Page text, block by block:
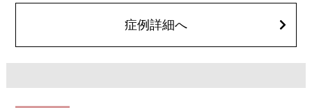
顔の脂肪吸引箇所の追加 1ヶ所ごと+162,800円(税込)
オプション：笑気麻酔 3,300円(税込)
症例詳細へ